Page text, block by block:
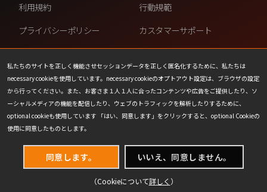
私たちのサイトを正しく機能させセッションデータを正しく匿名化するために、私たちは
necessary cookieを使用しています。necessary cookieのオプトアウト設定は、ブラウザの設定
から行ってください。また、お客さま１人１人に合ったコンテンツや広告をご提供したり、ソ
ーシャルメディアの機能を配信したり、ウェブのトラフィックを解析したりするために、
optional cookieも使用しています 「はい、同意します」をクリックすると、optional Cookieの
使用に同意したものとします。
同意します。 いいえ、同意しません。
（Cookieについて詳しく ）
利用規約
行動規範
プライバシーポリシー
カスタマーサポート
ファンコンテンツ・ポリシー
個人情報の販売や共有を許可し
ない
COOKIE
プレスリリース
会社情報
お問い合わせ